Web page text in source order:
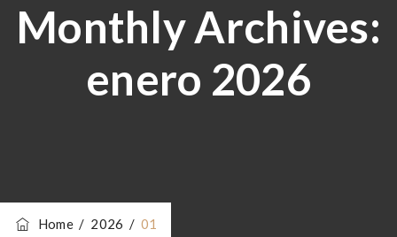
Monthly Archives:
enero 2026
Home/ 2026 /01